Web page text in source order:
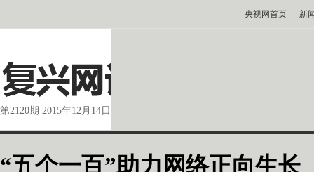
央视网首页 新
第2120期 2015年12月14日
“五个一百”助力网络正向生长